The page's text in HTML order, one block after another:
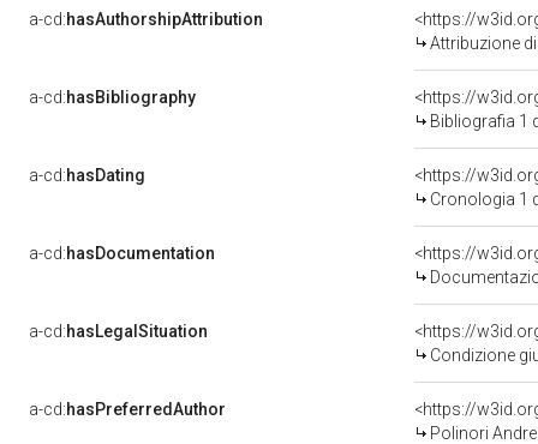
a-cd:hasAuthorshipAttribution
<https://
Attribuzione di
a-cd:hasBibliography
<https://
Bibliografia 1
a-cd:hasDating
<https://
Cronologia 1
a-cd:hasDocumentation
a-cd:hasLegalSituation
Condizione
a-cd:hasPreferredAuthor
<https://
Polinori